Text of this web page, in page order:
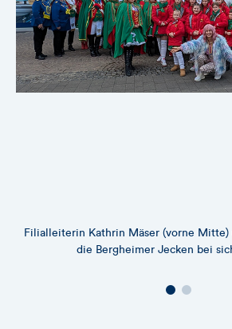
Filialleiterin Kathrin Mäser (vorne Mitte)
die Bergheimer Jecken bei